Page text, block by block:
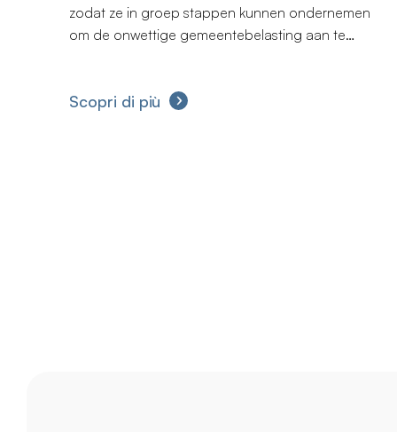
zodat ze in groep stappen kunnen ondernemen
om de onwettige gemeentebelasting aan te
Scopri di più